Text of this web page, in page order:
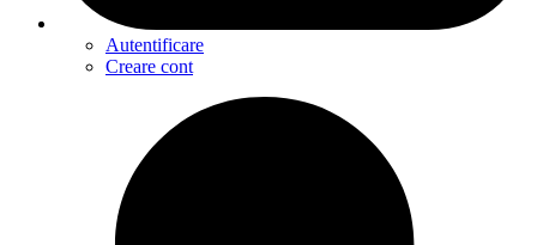
Autentificare
Creare cont